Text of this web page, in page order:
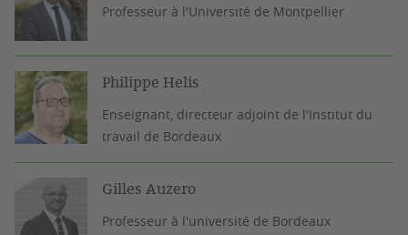
Professeur à l'Université de Montpellier
Philippe Helis
Enseignant, directeur adjoint de l'Institut du
travail de Bordeaux
Gilles Auzero
Professeur à l'université de Bordeaux